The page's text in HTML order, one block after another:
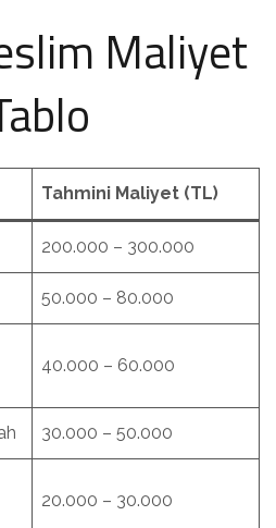
Maliyet
Tahmini Maliyet (TL)
200.000 – 300.000
50.000 – 80.000
40.000 – 60.000
30.000 – 50.000
20.000 – 30.000